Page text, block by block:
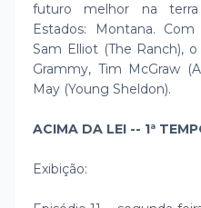
futuro melhor na
Estados: Montana.
Sam Elliot (The Ranch),
Grammy, Tim McGraw
May (Young Sheldon).
ACIMA DA LEI -- 1ª
Exibição: